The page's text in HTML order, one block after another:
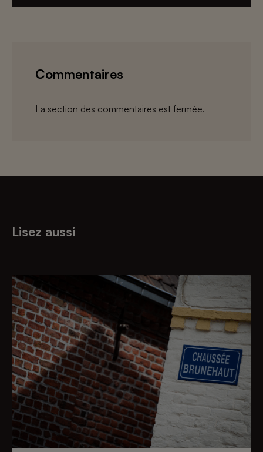
Commentaires
La section des commentaires est fermée.
Lisez aussi